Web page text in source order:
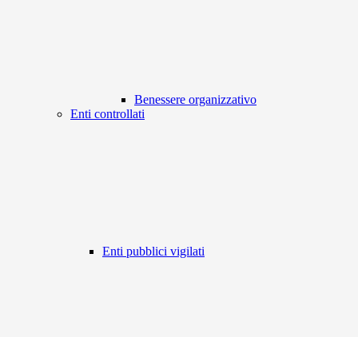
Benessere organizzativo
Enti controllati
Enti pubblici vigilati